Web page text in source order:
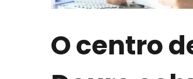
O centro